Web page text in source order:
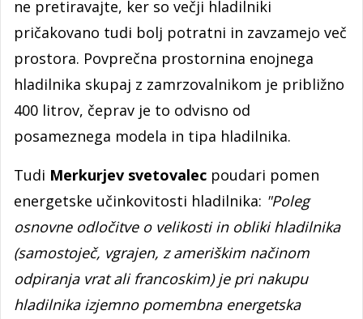
ne pretiravajte, ker so večji hladilniki
pričakovano tudi bolj potratni in zavzamejo več
prostora. Povprečna prostornina enojnega
hladilnika skupaj z zamrzovalnikom je približno
400 litrov, čeprav je to odvisno od
posameznega modela in tipa hladilnika.
Tudi Merkurjev svetovalec poudari pomen
energetske učinkovitosti hladilnika: "Poleg
osnovne odločitve o velikosti in obliki hladilnika
(samostoječ, vgrajen, z ameriškim načinom
odpiranja vrat ali francoskim) je pri nakupu
hladilnika izjemno pomembna energetska